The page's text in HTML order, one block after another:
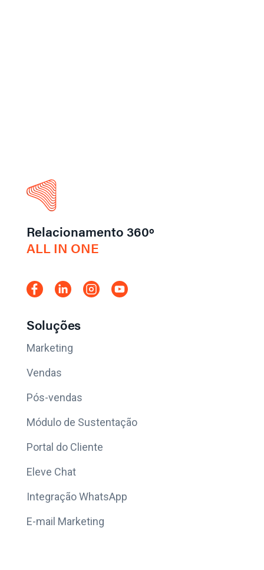
Relacionamento 360º
ALL IN ONE
Soluções
Marketing
Vendas
Pós-vendas
Módulo de Sustentação
Portal do Cliente
Eleve Chat
Integração WhatsApp
E-mail Marketing